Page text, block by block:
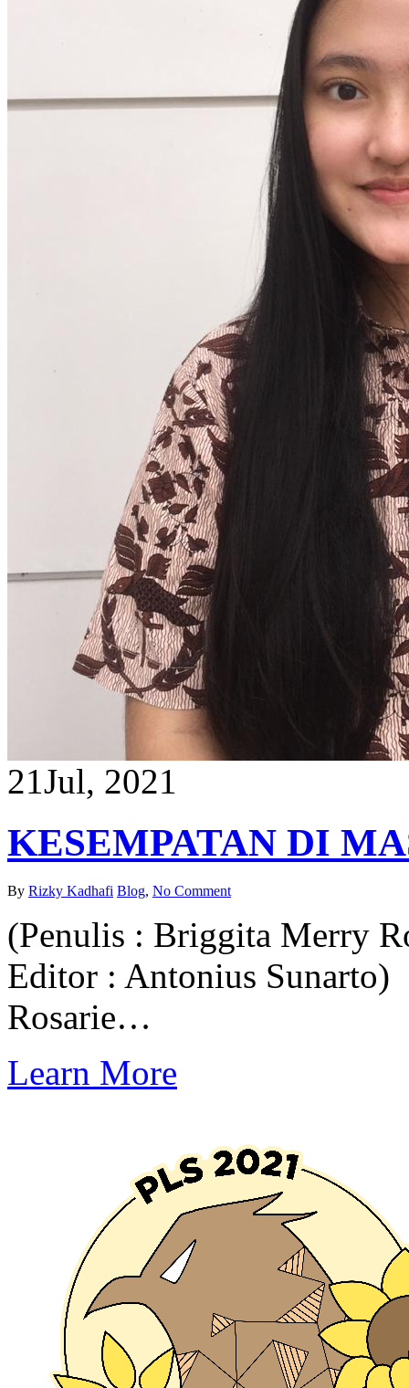
21Jul, 2021
KESEMPATAN DI
By Rizky Kadhafi Blog, No Comment
(Penulis : Briggita Merry
Editor : Antonius
Rosarie…
Learn More